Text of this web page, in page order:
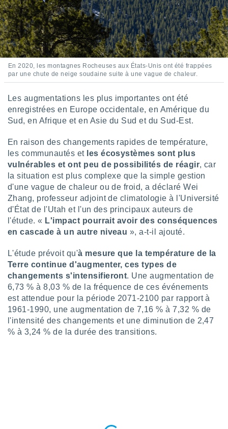
des
des
pour
des
votre
ce site
IP et
ce
En 2020, les montagnes Rocheuses aux États-Unis ont été frappées
par une chute de neige soudaine suite à une vague de chaleur.
Les augmentations les plus importantes ont été
enregistrées en Europe occidentale, en Amérique du
Sud, en Afrique et en Asie du Sud et du Sud-Est.
En raison des changements rapides de température,
les communautés etles écosystèmes sont plus
vulnérables et ont peu de possibilités de réagir, car
la situation est plus complexe que la simple gestion
d'une vague de chaleur ou de froid, a déclaré Wei
Zhang, professeur adjoint de climatologie à l'Université
d'État de l'Utah et l'un des principaux auteurs de
l'étude. « L'impact pourrait avoir des conséquences
en cascade à un autre niveau », a-t-il ajouté.
L'étude prévoit qu'à mesure que la température de la
Terre continue d'augmenter, ces types de
changements s'intensifieront. Une augmentation de
6,73 % à 8,03 % de la fréquence de ces événements
est attendue pour la période 2071-2100 par rapport à
1961-1990, une augmentation de 7,16 % à 7,32 % de
l'intensité des changements et une diminution de 2,47
% à 3,24 % de la durée des transitions.